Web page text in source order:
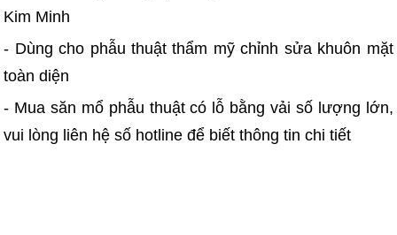
Kim Minh
- Dùng cho phẫu thuật thẩm mỹ chỉnh sửa khuôn mặt
toàn diện
- Mua săn mổ phẫu thuật có lỗ bằng vải số lượng lớn,
vui lòng liên hệ số hotline để biết thông tin chi tiết